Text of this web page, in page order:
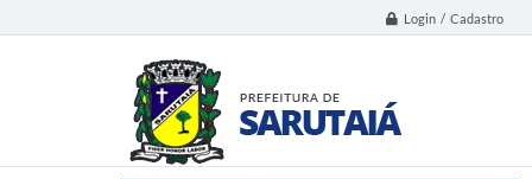
Login / Cadastro